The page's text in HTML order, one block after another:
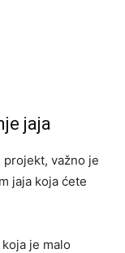
jaja
važno je
jaja koja ćete
je malo